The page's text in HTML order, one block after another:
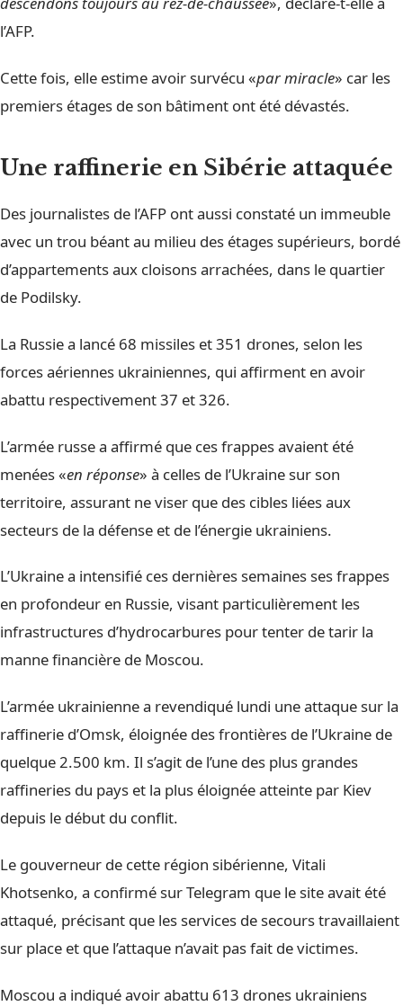
l’AFP.
Cette fois, elle estime avoir survécu «par miracle» car les
premiers étages de son bâtiment ont été dévastés.
Une raffinerie en Sibérie attaquée
Des journalistes de l’AFP ont aussi constaté un immeuble
avec un trou béant au milieu des étages supérieurs, bordé
d’appartements aux cloisons arrachées, dans le quartier
de Podilsky.
La Russie a lancé 68 missiles et 351 drones, selon les
forces aériennes ukrainiennes, qui affirment en avoir
abattu respectivement 37 et 326.
L’armée russe a affirmé que ces frappes avaient été
menées «en réponse» à celles de l’Ukraine sur son
territoire, assurant ne viser que des cibles liées aux
secteurs de la défense et de l’énergie ukrainiens.
L’Ukraine a intensifié ces dernières semaines ses frappes
en profondeur en Russie, visant particulièrement les
infrastructures d’hydrocarbures pour tenter de tarir la
manne financière de Moscou.
L’armée ukrainienne a revendiqué lundi une attaque sur la
raffinerie d’Omsk, éloignée des frontières de l’Ukraine de
quelque 2.500 km. Il s’agit de l’une des plus grandes
raffineries du pays et la plus éloignée atteinte par Kiev
depuis le début du conflit.
Le gouverneur de cette région sibérienne, Vitali
Khotsenko, a confirmé sur Telegram que le site avait été
attaqué, précisant que les services de secours travaillaient
sur place et que l’attaque n’avait pas fait de victimes.
Moscou a indiqué avoir abattu 613 drones ukrainiens